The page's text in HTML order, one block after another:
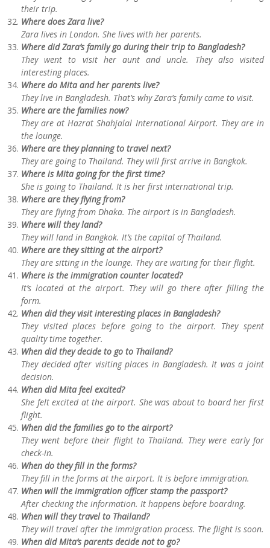
their trip.
Where does Zara live?
Zara lives in London. She lives with her parents.
Where did Zara’s family go during their trip to Bangladesh?
They went to visit her aunt and uncle. They also visited
interesting places.
Where do Mita and her parents live?
They live in Bangladesh. That’s why Zara’s family came to visit.
Where are the families now?
They are at Hazrat Shahjalal International Airport. They are in
the lounge.
Where are they planning to travel next?
They are going to Thailand. They will first arrive in Bangkok.
Where is Mita going for the first time?
She is going to Thailand. It is her first international trip.
Where are they flying from?
They are flying from Dhaka. The airport is in Bangladesh.
Where will they land?
They will land in Bangkok. It’s the capital of Thailand.
Where are they sitting at the airport?
They are sitting in the lounge. They are waiting for their flight.
Where is the immigration counter located?
It’s located at the airport. They will go there after filling the
form.
When did they visit interesting places in Bangladesh?
They visited places before going to the airport. They spent
quality time together.
When did they decide to go to Thailand?
They decided after visiting places in Bangladesh. It was a joint
decision.
When did Mita feel excited?
She felt excited at the airport. She was about to board her first
flight.
When did the families go to the airport?
They went before their flight to Thailand. They were early for
check-in.
When do they fill in the forms?
They fill in the forms at the airport. It is before immigration.
When will the immigration officer stamp the passport?
After checking the information. It happens before boarding.
When will they travel to Thailand?
They will travel after the immigration process. The flight is soon.
When did Mita’s parents decide not to go?